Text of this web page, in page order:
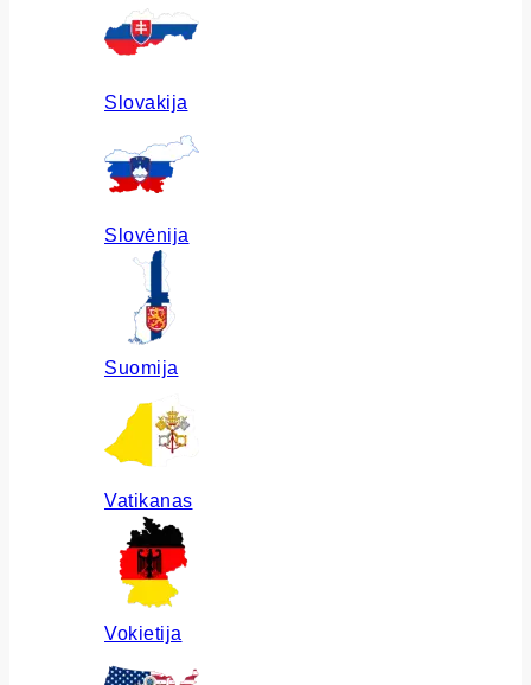
Slovakija
Slovėnija
Suomija
Vatikanas
Vokietija